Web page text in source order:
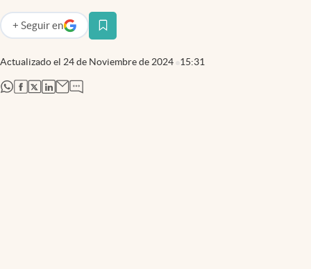
Actualizado el 24 de Noviembre de 2024 15:31
+ Seguir en
abre en nueva pestaña
abre en nueva pestaña
abre en nueva pestaña
abre en nueva pestaña
abre en nueva pestaña